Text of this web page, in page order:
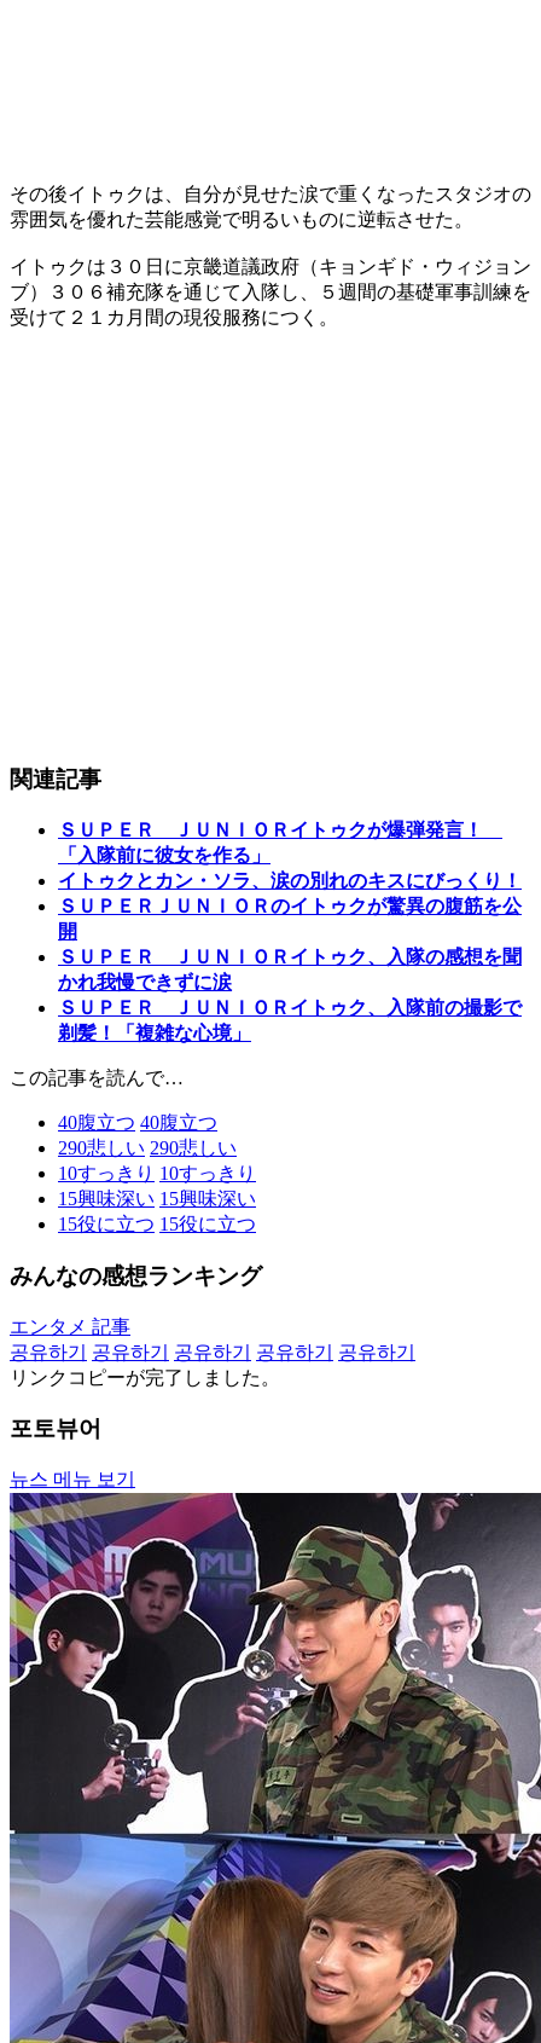
その後イトゥクは、自分が見せた涙で重くなったスタジオの
雰囲気を優れた芸能感覚で明るいものに逆転させた。
イトゥクは３０日に京畿道議政府（キョンギド・ウィジョン
ブ）３０６補充隊を通じて入隊し、５週間の基礎軍事訓練を
受けて２１カ月間の現役服務につく。
関連記事
ＳＵＰＥＲ ＪＵＮＩＯＲイトゥクが爆弾発言！
「入隊前に彼女を作る」
イトゥクとカン・ソラ、涙の別れのキスにびっくり！
ＳＵＰＥＲＪＵＮＩＯＲのイトゥクが驚異の腹筋を公
開
ＳＵＰＥＲ ＪＵＮＩＯＲイトゥク、入隊の感想を聞
かれ我慢できずに涙
ＳＵＰＥＲ ＪＵＮＩＯＲイトゥク、入隊前の撮影で
剃髪！「複雑な心境」
この記事を読んで…
40腹立つ 40腹立つ
290悲しい 290悲しい
10すっきり 10すっきり
15興味深い 15興味深い
15役に立つ 15役に立つ
みんなの感想ランキング
エンタメ 記事
공유하기
공유하기 공유하기 공유하기
공유하기
リンクコピーが完了しました。
포토뷰어
뉴스 메뉴 보기